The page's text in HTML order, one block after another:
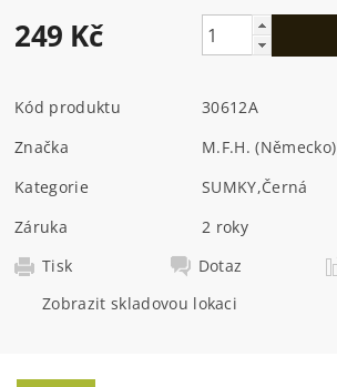
249 Kč
Kód produktu
30612A
Značka
M.F.H. (Německo)
Kategorie
SUMKY,Černá
Záruka
2 roky
Tisk
Dotaz
Zobrazit skladovou lokaci